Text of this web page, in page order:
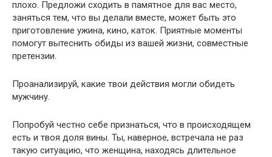
плохо. Предложи сходить в памятное для вас место,
заняться тем, что вы делали вместе, может быть это
приготовление ужина, кино, каток. Приятные моменты
помогут вытеснить обиды из вашей жизни, совместные
претензии.
Проанализируй, какие твои действия могли обидеть
мужчину.
Попробуй честно себе признаться, что в происходящем
есть и твоя доля вины. Ты, наверное, встречала не раз
такую ситуацию, что женщина, находясь длительное